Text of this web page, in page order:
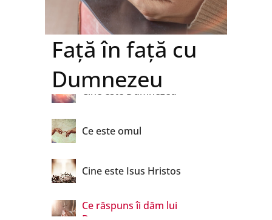
Față în față cu
Dumnezeu
Cine este Dumnezeu
Ce este omul
Cine este Isus Hristos
Ce răspuns îi dăm lui